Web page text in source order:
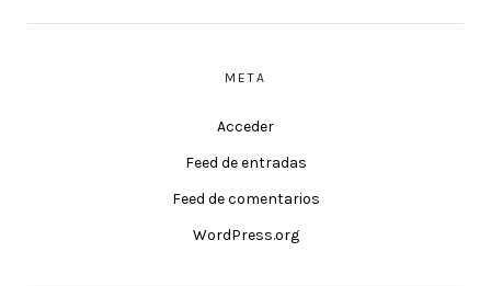
META
Acceder
Feed de entradas
Feed de comentarios
WordPress.org